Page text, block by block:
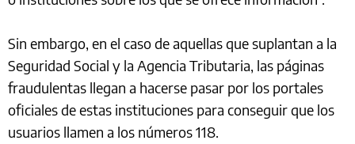
Sin embargo, en el caso de aquellas que suplantan a la
Seguridad Social y la Agencia Tributaria, las páginas
fraudulentas llegan a hacerse pasar por los portales
oficiales de estas instituciones para conseguir que los
usuarios llamen a los números 118.